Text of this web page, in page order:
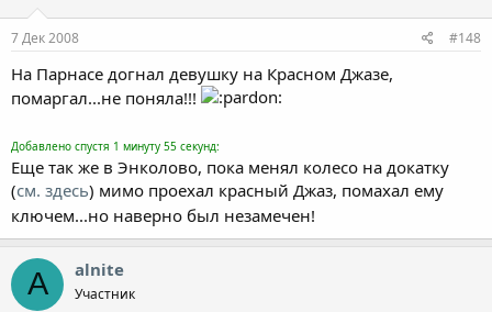
7 Дек 2008 #148
На Парнасе догнал девушку на Красном Джазе,
помаргал...не поняла!!!
Добавлено спустя 1 минуту 55 секунд:
Еще так же в Энколово, пока менял колесо на докатку
(см. здесь) мимо проехал красный Джаз, помахал ему
ключем...но наверно был незамечен!
A alnite
Участник